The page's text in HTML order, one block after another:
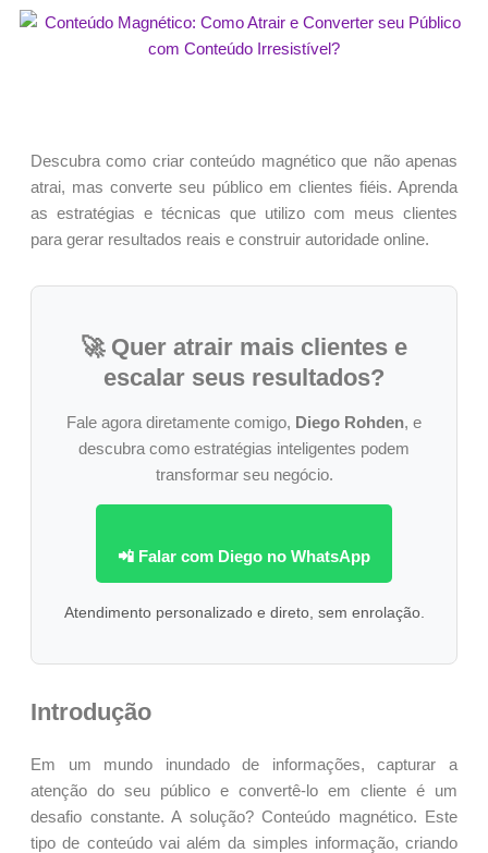
Descubra como criar conteúdo magnético que não apenas
atrai, mas converte seu público em clientes fiéis. Aprenda
as estratégias e técnicas que utilizo com meus clientes
para gerar resultados reais e construir autoridade online.
🚀 Quer atrair mais clientes e
escalar seus resultados?
Fale agora diretamente comigo, Diego Rohden, e
descubra como estratégias inteligentes podem
transformar seu negócio.
📲 Falar com Diego no WhatsApp
Atendimento personalizado e direto, sem enrolação.
Introdução
Em um mundo inundado de informações, capturar a
atenção do seu público e convertê-lo em cliente é um
desafio constante. A solução? Conteúdo magnético. Este
tipo de conteúdo vai além da simples informação, criando